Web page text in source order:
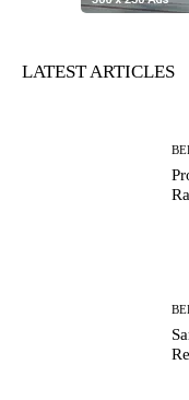
LATEST ARTICLES